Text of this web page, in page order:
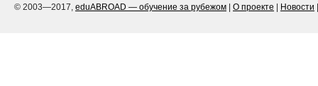
© 2003—2017, eduABROAD — обучение за рубежом О проекте Новости